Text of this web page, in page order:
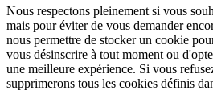
Nous respectons pleinement si vous
mais pour éviter de vous demander
nous permettre de stocker un cookie
vous désinscrire à tout moment ou
une meilleure expérience. Si vous
supprimerons tous les cookies définis